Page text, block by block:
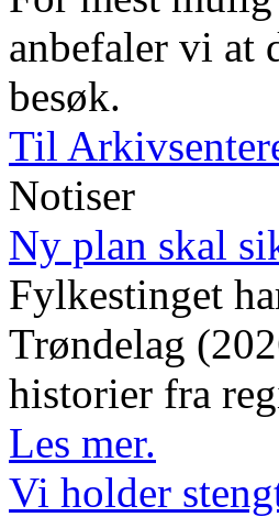
anbefaler vi at
besøk.
Til
Notiser
Ny plan skal
Fylkestinget
Trøndelag
historier fra
Les mer.
Vi holder